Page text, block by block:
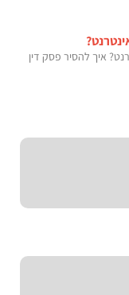
איך להסיר פסק דין